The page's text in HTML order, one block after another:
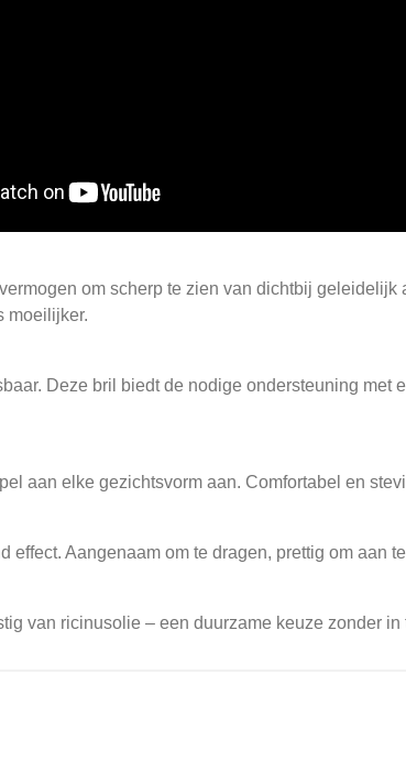
om scherp te zien van dichtbij
moeilijker.
Deze bril biedt de nodige ondersteuning met
aan elke gezichtsvorm aan. Comfortabel en
Aangenaam om te dragen, prettig om aan
van ricinusolie – een duurzame keuze zonder